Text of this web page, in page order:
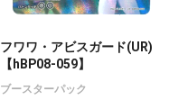
フワワ・アビスガード(UR)
【hBP08-059】
ブースターパック